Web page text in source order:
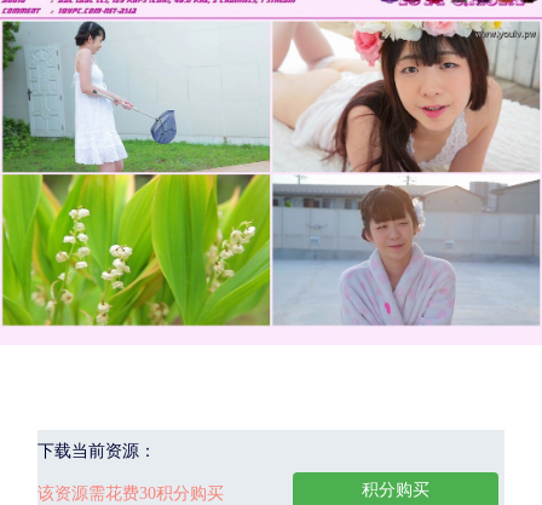
下载当前资源：
该资源需花费30积分购买 积分购买